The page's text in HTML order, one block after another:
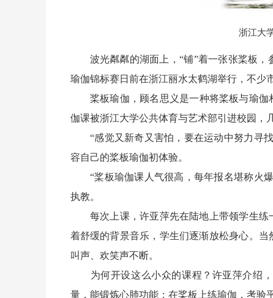
浙江大学
波光粼粼的湖面上，“铺”着一张张桨板
瑜伽锦标赛日前在浙江丽水太鹤湖举行，不少
桨板瑜伽，顾名思义是一种将桨板与瑜伽
伽课被浙江大学公共体育与艺术部引进校园，
“感觉又新奇又害怕，要在运动中努力寻找
容自己的桨板瑜伽初体验。
“桨板瑜伽课人气很高，每年报名堪称火爆
执教。
每次上课，许亚萍先在陆地上带领学生练
着舒缓的背景音乐，学生们逐渐放松身心。
叫声、欢笑声不断。
为何开设这么小众的课程？许亚萍介绍
量，能锻炼心肺功能；在桨板上练瑜伽，考验